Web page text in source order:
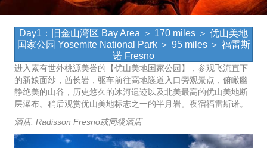
Day1：旧金山湾区 Bay Area ＞ 170 miles ＞ 优山美地
国家公园 Yosemite National Park ＞ 95 miles ＞ 福雷斯
诺 Fresno
进入素有世外桃源美誉的【优山美地国家公园】，参观飞流直下
的新娘面纱，酋长岩，驱车前往高地隧道入口旁观景点，俯瞰幽
静绝美的山谷，历史悠久的冰河遗迹以及北美最高的优山美地断
层瀑布。稍后观赏优山美地标志之一的半月岩。夜宿福雷斯诺。
酒店: Radisson Fresno或同級酒店